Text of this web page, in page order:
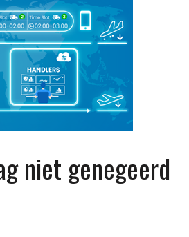
niet genegeerd